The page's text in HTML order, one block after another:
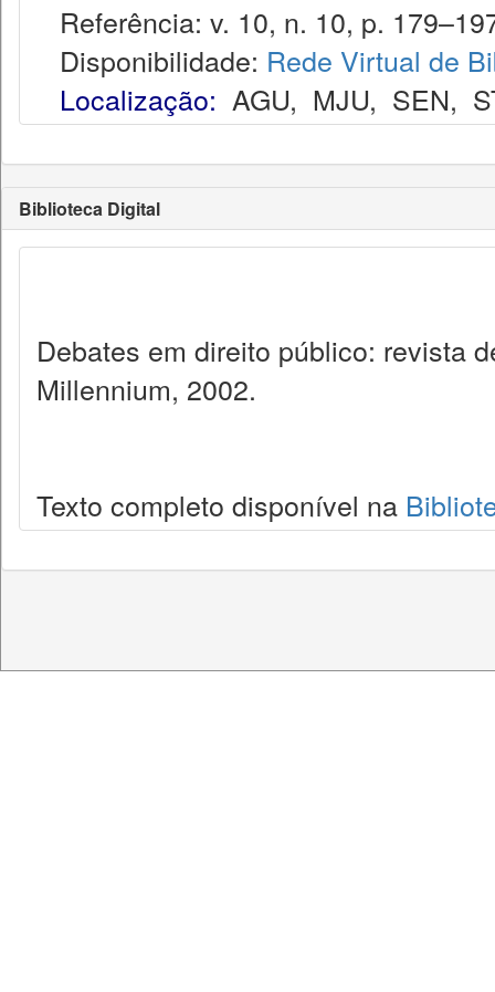
Referência: v. 10, n. 10, p.
Disponibilidade: Rede Virtual de
Localização: AGU, MJU, SEN,
Biblioteca Digital
Debates em direito público: revista
Millennium, 2002.
Texto completo disponível na